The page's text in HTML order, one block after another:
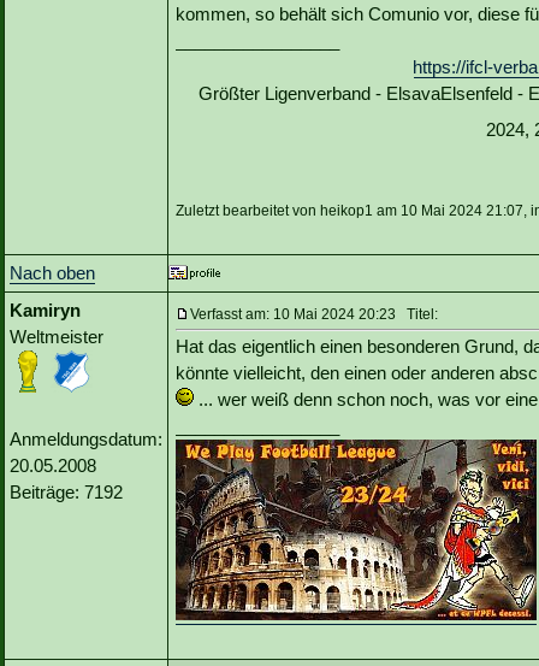
kommen, so behält sich Comunio vor, diese
https://ifcl-
Größter Ligenverband - ElsavaElsenfeld -
2024,
Zuletzt bearbeitet von heikop1 am 10 Mai 2024 21:07,
Nach oben
Kamiryn
Weltmeister
Anmeldungsdatum:
20.05.2008
Beiträge: 7192
Verfasst am: 10 Mai 2024 20:23 Titel:
Hat das eigentlich einen besonderen Grund,
könnte vielleicht, den einen oder anderen
... wer weiß denn schon noch, was vor